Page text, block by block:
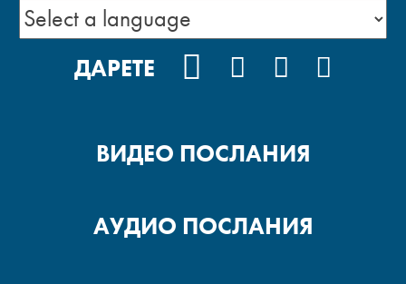
ДАРЕТЕ FACEBOOK
INSTAGRAM
YOUTUBE
ВИДЕО ПОСЛАНИЯ
АУДИО ПОСЛАНИЯ